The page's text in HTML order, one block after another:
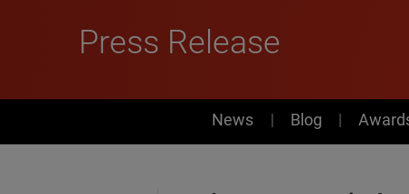
Press Release
News
News Blog